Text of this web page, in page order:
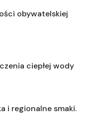
obywatelskiej
ciepłej wody
i regionalne smaki.